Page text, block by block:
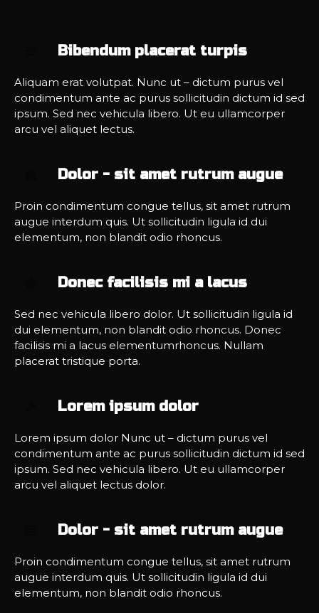
Bibendum placerat turpis
Aliquam erat volutpat. Nunc ut – dictum purus vel
condimentum ante ac purus sollicitudin dictum id sed
ipsum. Sed nec vehicula libero. Ut eu ullamcorper
arcu vel aliquet lectus.
Dolor - sit amet rutrum augue
Proin condimentum congue tellus, sit amet rutrum
augue interdum quis. Ut sollicitudin ligula id dui
elementum, non blandit odio rhoncus.
Donec facilisis mi a lacus
Sed nec vehicula libero dolor. Ut sollicitudin ligula id
dui elementum, non blandit odio rhoncus. Donec
facilisis mi a lacus elementumrhoncus. Nullam
placerat tristique porta.
Lorem ipsum dolor
Lorem ipsum dolor Nunc ut – dictum purus vel
condimentum ante ac purus sollicitudin dictum id sed
ipsum. Sed nec vehicula libero. Ut eu ullamcorper
arcu vel aliquet lectus dolor.
Dolor - sit amet rutrum augue
Proin condimentum congue tellus, sit amet rutrum
augue interdum quis. Ut sollicitudin ligula id dui
elementum, non blandit odio rhoncus.